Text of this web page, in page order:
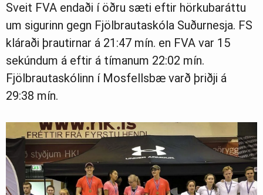
Sveit FVA endaði í öðru sæti eftir hörkubaráttu
um sigurinn gegn Fjölbrautaskóla Suðurnesja. FS
kláraði þrautirnar á 21:47 mín. en FVA var 15
sekúndum á eftir á tímanum 22:02 mín.
Fjölbrautaskólinn í Mosfellsbæ varð þriðji á
29:38 mín.